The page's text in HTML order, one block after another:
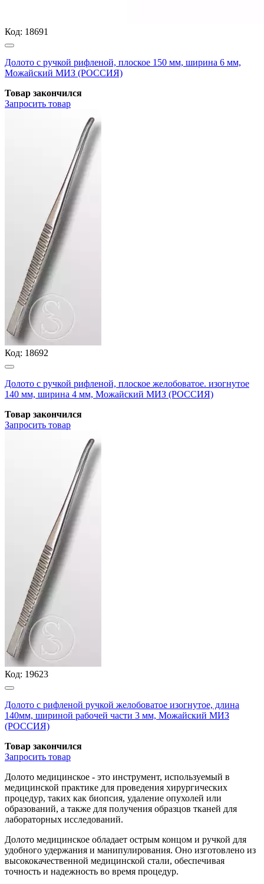
Код: 18691
Долото с ручкой рифленой, плоское 150 мм, ширина 6 мм,
Можайский МИЗ (РОССИЯ)
Товар закончился
Запросить товар
Код: 18692
Долото с ручкой рифленой, плоское желобоватое. изогнутое
140 мм, ширина 4 мм, Можайский МИЗ (РОССИЯ)
Товар закончился
Запросить товар
Код: 19623
Долото с рифленой ручкой желобоватое изогнутое, длина
140мм, шириной рабочей части 3 мм, Можайский МИЗ
(РОССИЯ)
Товар закончился
Запросить товар
Долото медицинское - это инструмент, используемый в
медицинской практике для проведения хирургических
процедур, таких как биопсия, удаление опухолей или
образований, а также для получения образцов тканей для
лабораторных исследований.
Долото медицинское обладает острым концом и ручкой для
удобного удержания и манипулирования. Оно изготовлено из
высококачественной медицинской стали, обеспечивая
точность и надежность во время процедур.